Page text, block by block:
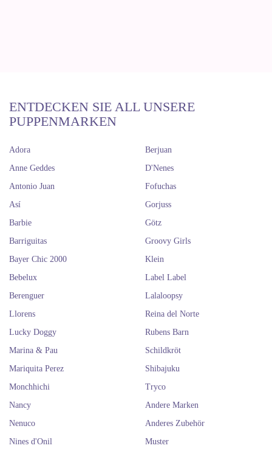
ENTDECKEN SIE ALL UNSERE
PUPPENMARKEN
Adora
Anne Geddes
Antonio Juan
Así
Barbie
Barriguitas
Bayer Chic 2000
Bebelux
Berenguer
Berjuan
D'Nenes
Fofuchas
Gorjuss
Götz
Groovy Girls
Klein
Label Label
Lalaloopsy
Llorens
Lucky Doggy
Marina & Pau
Mariquita Perez
Monchhichi
Nancy
Nenuco
Nines d'Onil
Reina del Norte
Rubens Barn
Schildkröt
Shibajuku
Tryco
Andere Marken
Anderes Zubehör
Muster